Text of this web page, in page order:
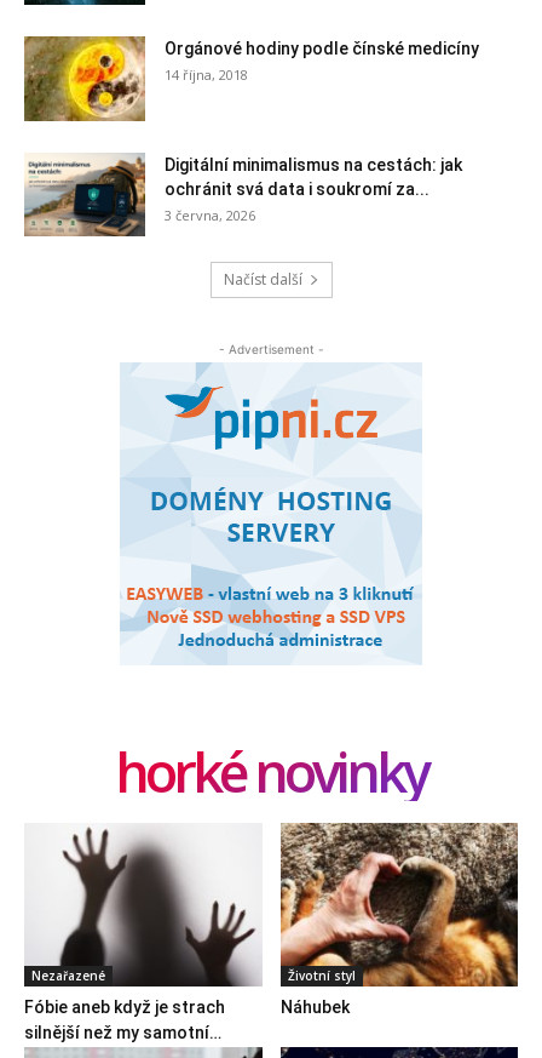
Orgánové hodiny podle čínské medicíny
14 října, 2018
Digitální minimalismus na cestách: jak
ochránit svá data i soukromí za...
3 června, 2026
Načíst další
- Advertisement -
horké novinky
Nezařazené
Fóbie aneb když je strach
silnější než my samotní…
Životní styl
Náhubek